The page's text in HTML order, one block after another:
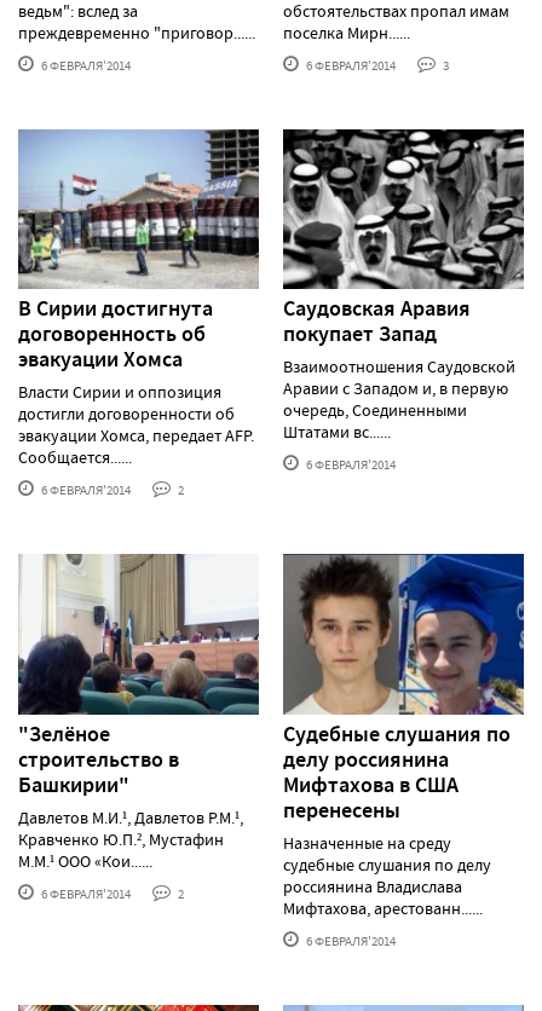
ведьм": вслед за
преждевременно "приговор......
6 ФЕВРАЛЯ'2014
обстоятельствах пропал имам
поселка Мирн......
6 ФЕВРАЛЯ'2014 3
В Сирии достигнута
договоренность об
эвакуации Хомса
Власти Сирии и оппозиция
достигли договоренности об
эвакуации Хомса, передает AFP.
Сообщается......
6 ФЕВРАЛЯ'2014 2
Саудовская Аравия
покупает Запад
Взаимоотношения Саудовской
Аравии с Западом и, в первую
очередь, Соединенными
Штатами вс......
6 ФЕВРАЛЯ'2014
"Зелёное
строительство в
Башкирии"
Давлетов М.И.¹, Давлетов Р.М.¹,
Кравченко Ю.П.², Мустафин
М.М.¹ ООО «Кои......
6 ФЕВРАЛЯ'2014 2
Судебные слушания по
делу россиянина
Мифтахова в США
перенесены
Назначенные на среду
судебные слушания по делу
россиянина Владислава
Мифтахова, арестованн......
6 ФЕВРАЛЯ'2014